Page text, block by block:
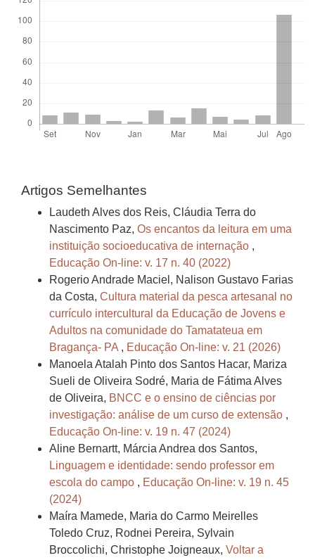
Artigos Semelhantes
Laudeth Alves dos Reis, Cláudia Terra do
Nascimento Paz, Os encantos da leitura em uma
instituição socioeducativa de internação ,
Educação On-line: v. 17 n. 40 (2022)
Rogerio Andrade Maciel, Nalison Gustavo Farias
da Costa, Cultura material da pesca artesanal no
currículo intercultural da Educação de Jovens e
Adultos na comunidade do Tamatateua em
Bragança- PA , Educação On-line: v. 21 (2026)
Manoela Atalah Pinto dos Santos Hacar, Mariza
Sueli de Oliveira Sodré, Maria de Fátima Alves
de Oliveira, BNCC e o ensino de ciências por
investigação: análise de um curso de extensão ,
Educação On-line: v. 19 n. 47 (2024)
Aline Bernartt, Márcia Andrea dos Santos,
Linguagem e identidade: sendo professor em
escola do campo , Educação On-line: v. 19 n. 45
(2024)
Maíra Mamede, Maria do Carmo Meirelles
Toledo Cruz, Rodnei Pereira, Sylvain
Broccolichi, Christophe Joigneaux, Voltar a